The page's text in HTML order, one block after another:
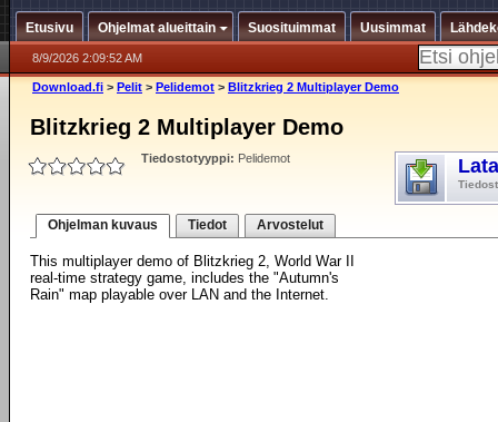
Etusivu Ohjelmat alueittain Suosituimmat Uusimmat
8/9/2026 2:09:52 AM
Download.fi > Pelit > Pelidemot > Blitzkrieg 2 Multiplayer Demo
Blitzkrieg 2 Multiplayer Demo
Tiedostotyyppi: Pelidemot
Ohjelman kuvaus Tiedot Arvostelut
This multiplayer demo of Blitzkrieg 2, World War II
real-time strategy game, includes the "Autumn's
Rain" map playable over LAN and the Internet.